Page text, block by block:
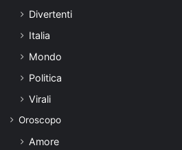
Divertenti
Italia
Mondo
Politica
Virali
Oroscopo
Amore